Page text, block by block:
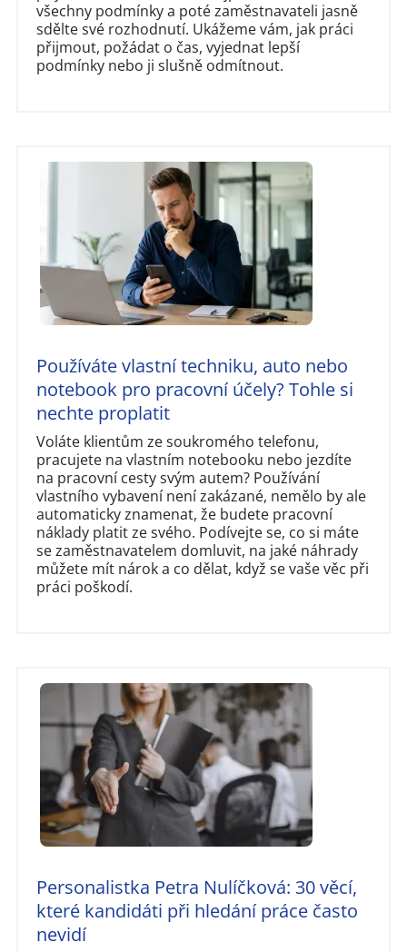
všechny podmínky a poté zaměstnavateli jasně
sdělte své rozhodnutí. Ukážeme vám, jak práci
přijmout, požádat o čas, vyjednat lepší
podmínky nebo ji slušně odmítnout.
Používáte vlastní techniku, auto nebo
notebook pro pracovní účely? Tohle si
nechte proplatit
Voláte klientům ze soukromého telefonu,
pracujete na vlastním notebooku nebo jezdíte
na pracovní cesty svým autem? Používání
vlastního vybavení není zakázané, nemělo by ale
automaticky znamenat, že budete pracovní
náklady platit ze svého. Podívejte se, co si máte
se zaměstnavatelem domluvit, na jaké náhrady
můžete mít nárok a co dělat, když se vaše věc při
práci poškodí.
Personalistka Petra Nulíčková: 30 věcí,
které kandidáti při hledání práce často
nevidí